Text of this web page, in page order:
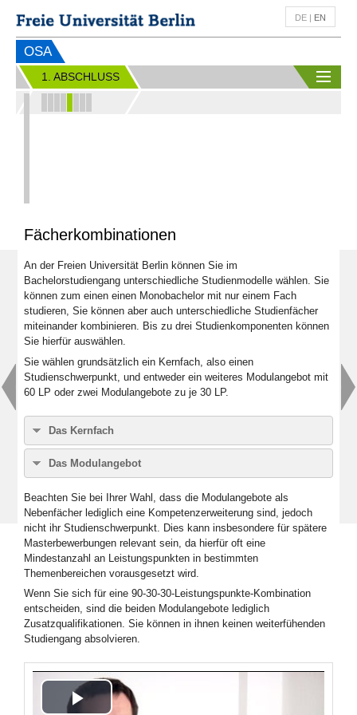
DE | EN
OSA
1. ABSCHLUSS
Fächerkombinationen
An der Freien Universität Berlin können Sie im
Bachelorstudiengang unterschiedliche Studienmodelle wählen. Sie
können zum einen einen Monobachelor mit nur einem Fach
studieren, Sie können aber auch unterschiedliche Studienfächer
miteinander kombinieren. Bis zu drei Studienkomponenten können
Sie hierfür auswählen.
Sie wählen grundsätzlich ein Kernfach, also einen
Studienschwerpunkt, und entweder ein weiteres Modulangebot mit
60 LP oder zwei Modulangebote zu je 30 LP.
Das Kernfach
Das Kernfach bildet Ihren Studienschwerpunkt. Es besteht aus
Pflicht- und Wahlpflichtmodulen im Umfang von mindestens 90
Leistungspunkten. Am Ende Ihres Studiums fertigen Sie im
Kernfach Ihre wissenschaftliche Abschlussarbeit an: die
Bachelorarbeit, die ca. 25 Seiten umfasst und meistens
innerhalb von acht Wochen erstellt werden muss (Einzelheiten
stehen in der Studien- und Prüfungsordnung).
Das Modulangebot
Modulangebote sind Bestandteile des Kombibachelors. Das
Kernfach wird entweder mit einem 60-LP-Modulangebot oder
mit je zwei 30-LP-Modulangeboten kombiniert. Ein
Modulangebot ist ergänzend zu Ihrem Kernfach gedacht und
erweitert Ihre Kompetenzen in einem oder zwei zusätzlichen
Studiengebieten.
Beachten Sie bei Ihrer Wahl, dass die Modulangebote als
Nebenfächer lediglich eine Kompetenzerweiterung sind, jedoch
nicht ihr Studienschwerpunkt. Dies kann insbesondere für spätere
Masterbewerbungen relevant sein, da hierfür oft eine
Mindestanzahl an Leistungspunkten in bestimmten
Themenbereichen vorausgesetzt wird.
Wenn Sie sich für eine 90-30-30-Leistungspunkte-Kombination
entscheiden, sind die beiden Modulangebote lediglich
Zusatzqualifikationen. Sie können in ihnen keinen weiterfühenden
Studiengang absolvieren.